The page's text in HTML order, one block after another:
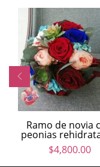
Ramo de novia
peonias
$4,800.00